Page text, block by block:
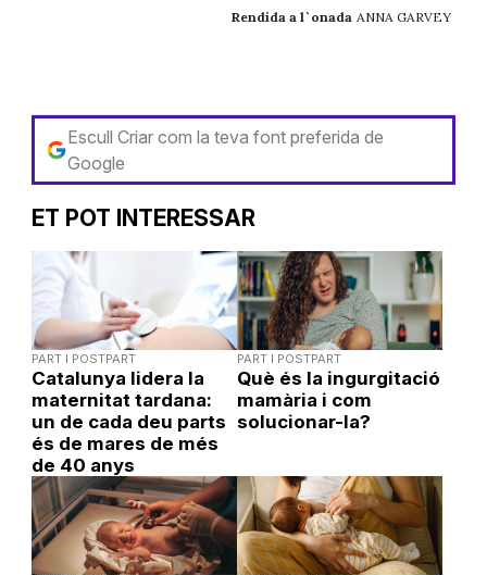
Rendida a l`onada ANNA GARVEY
Escull Criar com la teva font preferida de
Google
ET POT INTERESSAR
PART I POSTPART
Catalunya lidera la
maternitat tardana:
un de cada deu parts
és de mares de més
de 40 anys
PART I POSTPART
Què és la ingurgitació
mamària i com
solucionar-la?